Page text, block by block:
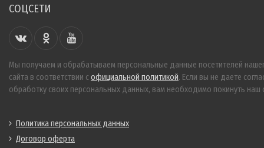
СОЦСЕТИ
Мы получаем и обрабатываем персональные данные посетителей
сайта в соответствии с официальной политикой. Если вы не даете
обработку своих персональных данных, вам необходимо покинуть наш
Политика персональных данных
Договор оферта